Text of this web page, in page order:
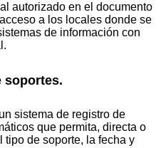
autorizado en el documento
a los locales donde se
de información con
sistema de registro de
que permita, directa o
tipo de soporte, la fecha y